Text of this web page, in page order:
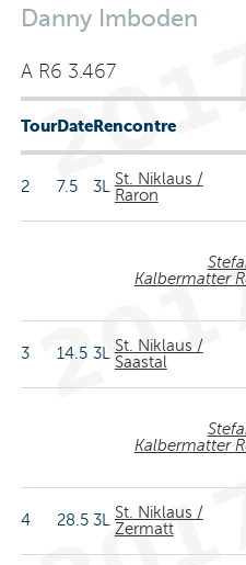
Danny Imboden
A R6 3.467
TourDateRencontre
2 7.5 3LSt. Niklaus /
Raron
Kalbermatter
3 14.5 3LSt. Niklaus /
Saastal
Kalbermatter
4 28.5 3LSt. Niklaus /
Zermatt